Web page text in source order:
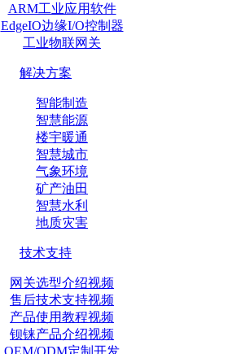
ARM工业应用软件
EdgeIO边缘I/O控制器
工业物联网关
解决方案
智能制造
智慧能源
楼宇暖通
智慧城市
气象环境
矿产油田
智慧水利
地质灾害
技术支持
网关选型介绍视频
售后技术支持视频
产品使用教程视频
钡铼产品介绍视频
OEM/ODM定制开发